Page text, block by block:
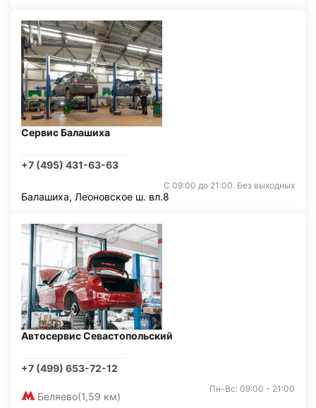
Сервис Балашиха
+7 (495) 431-63-63
С 09:00 до 21:00. Без выходных
Балашиха, Леоновское ш. вл.8
Автосервис Севастопольский
+7 (499) 653-72-12
Беляево(1,59 км)
Пн-Вс: 09:00 - 21:00